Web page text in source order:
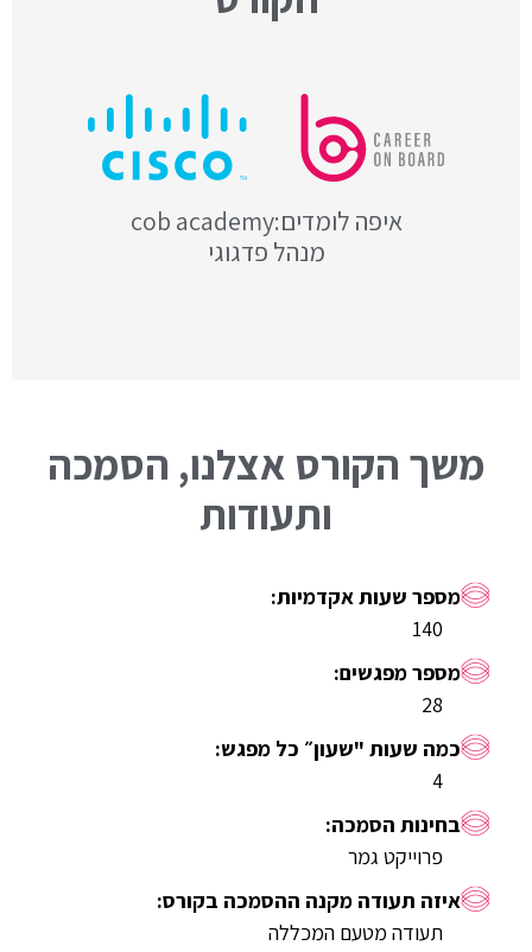
איפה לומדים:cob academy
מנהל פדגוגי
משך הקורס אצלנו, הסמכה
ותעודות
140
28
4
פרוייקט גמר
תעודה מטעם המכללה